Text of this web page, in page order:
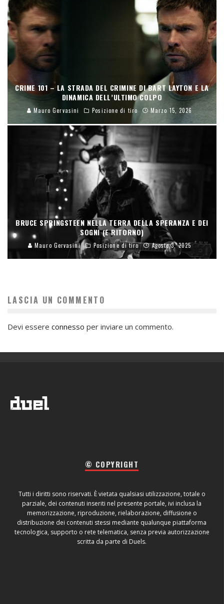
CRIME 101 – LA STRADA DEL CRIMINE DI BART LAYTON E LA
DINAMICA DELL’ULTIMO COLPO
Mauro Gervasini Posizione di tiro Marzo 15, 2026
BRUCE SPRINGSTEEN NELLA TERRA DELLA SPERANZA E DEI
SOGNI (E RITORNO)
Mauro Gervasini Posizione di tiro Agosto 3, 2025
LASCIA UN COMMENTO
Devi essere connesso per inviare un commento.
© COPYRIGHT
Tutti i diritti sono riservati. È vietata qualsiasi utilizzazione, totale o
parziale, dei contenuti inseriti nel presente portale, ivi inclusa la
memorizzazione, riproduzione, rielaborazione, diffusione o
distribuzione dei contenuti stessi mediante qualunque piattaforma
tecnologica, supporto o rete telematica, senza previa autorizzazione
scritta da parte di Duels.